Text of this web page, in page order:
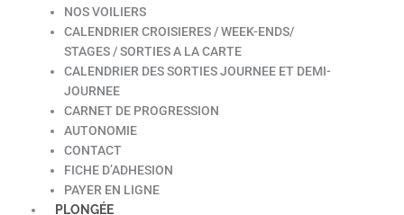
NOS VOILIERS
CALENDRIER CROISIERES / WEEK-ENDS/
STAGES / SORTIES A LA CARTE
CALENDRIER DES SORTIES JOURNEE ET DEMI-
JOURNEE
CARNET DE PROGRESSION
AUTONOMIE
CONTACT
FICHE D’ADHESION
PAYER EN LIGNE
PLONGÉE